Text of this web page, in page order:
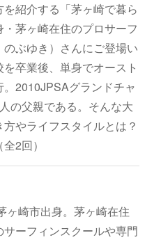
紹介する「茅ヶ崎で暮ら
茅ヶ崎在住のプロサーフ
ぶゆき）さんにご登場い
卒業後、単身でオースト
2010JPSAグランドチャ
の父親である。そんな大
やライフスタイルとは？
2回）
ヶ崎市出身。茅ヶ崎在住
ーフィンスクールや専門